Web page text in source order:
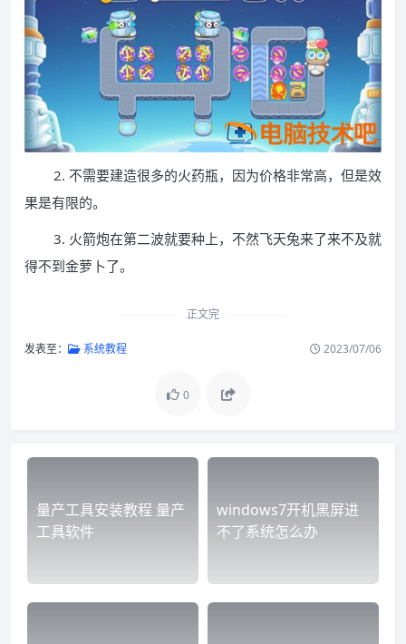
2. 不需要建造很多的火药瓶，因为价格非常高，但是效
果是有限的。
3. 火箭炮在第二波就要种上，不然飞天兔来了来不及就
得不到金萝卜了。
正文完
发表至： 系统教程 2023/07/06
0
量产工具安装教程 量产
工具软件
windows7开机黑屏进
不了系统怎么办